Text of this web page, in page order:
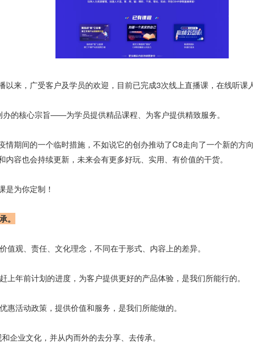
以来，广受客户及学员的欢迎，目前已完成3次线上直播课，在线听课
办的核心宗旨——为学员提供精品课程、为客户提供精致服务。
情期间的一个临时措施，不如说它的创办推动了C8走向了一个新的方
内容也会持续更新，未来会有更多好玩、实用、有价值的干货。
是为你定制！
。
值观、责任、文化理念，不同在于形式、内容上的差异。
上年前计划的进度，为客户提供更好的产品体验，是我们所能行的。
惠活动政策，提供价值和服务，是我们所能做的。
企业文化，并从内而外的去分享、去传承。